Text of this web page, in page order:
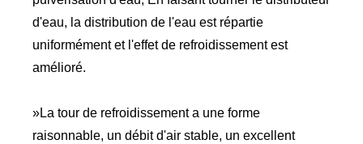
d'eau, la distribution de l'eau est répartie
uniformément et l'effet de refroidissement est
amélioré.
»La tour de refroidissement a une forme
raisonnable, un débit d'air stable, un excellent